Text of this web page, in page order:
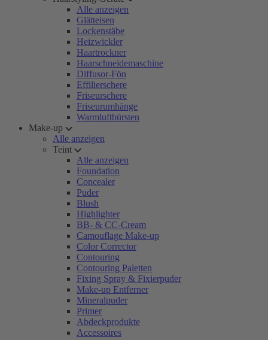
Alle anzeigen
Glätteisen
Lockenstäbe
Heizwickler
Haartrockner
Haarschneidemaschine
Diffusor-Fön
Effilierschere
Friseurschere
Friseurumhänge
Warmluftbürsten
Make-up
Alle anzeigen
Teint
Alle anzeigen
Foundation
Concealer
Puder
Blush
Highlighter
BB- & CC-Cream
Camouflage Make-up
Color Corrector
Contouring
Contouring Paletten
Fixing Spray & Fixierpuder
Make-up Entferner
Mineralpuder
Primer
Abdeckprodukte
Accessoires